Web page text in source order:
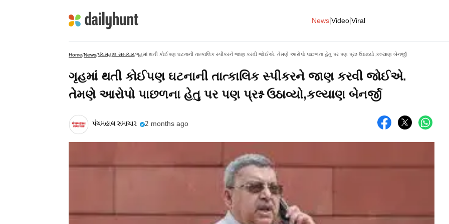
News Video Viral
Home/News/પંચમહાલ સમાચાર/ગૃહમાં થતી કોઈપણ ઘટનાની તાત્કાલિક સ્પીકરને જાણ કરવી જોઈએ. તેમણે આરોપો પાછળના હેતુ પર પણ પ્રશ્ન ઉઠાવ્યો,કલ્યાણ બેનર્જી
ગૃહમાં થતી કોઈપણ ઘટનાની તાત્કાલિક સ્પીકરને જાણ કરવી જોઈએ.
તેમણે આરોપો પાછળના હેતુ પર પણ પ્રશ્ન ઉઠાવ્યો,કલ્યાણ બેનર્જી
પંચમહાલ સમાચાર 2 months ago